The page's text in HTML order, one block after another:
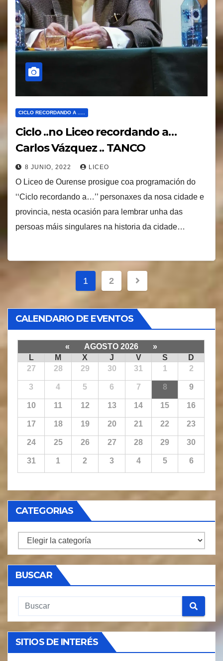
CICLO RECORDANDO A .....
Ciclo ..no Liceo recordando a…
Carlos Vázquez .. TANCO
8 JUNIO, 2022 LICEO
O Liceo de Ourense prosigue coa programación do
‘‘Ciclo recordando a…’’ personaxes da nosa cidade e
provincia, nesta ocasión para lembrar unha das
persoas máis singulares na historia da cidade…
Paginación
de
entradas
1 2
CALENDARIO DE EVENTOS
« AGOSTO 2026
»
L
M X J V S
D
27
28 29 30 31 1 2
3 4 5 6 7 8 9
10 11 12 13 14 15 16
17 18 19 20 21 22 23
24 25 26 27 28 29 30
31 1 2 3 4 5 6
CATEGORIAS
CATEGORIAS
BUSCAR
SITIOS DE INTERÉS